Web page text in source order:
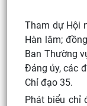
Tham dự Hội
Hàn lâm;
Ban Thường
Đảng ủy, các
Chỉ đạo 35.
Phát biểu chỉ